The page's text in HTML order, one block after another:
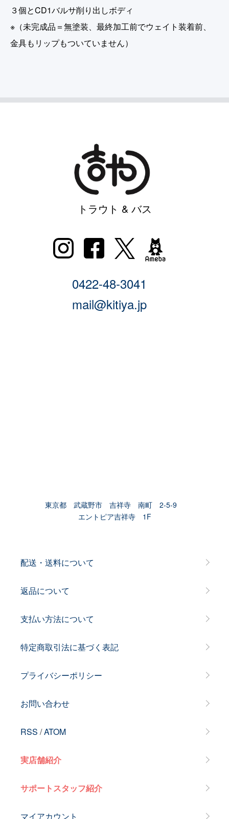
３個とCD1バルサ削り出しボディ
※（未完成品＝無塗装、最終加工前でウェイト装着前、
金具もリップもついていません）
トラウト & バス
0422-48-3041
mail@kitiya.jp
東京都 武蔵野市 吉祥寺 南町 2-5-9
エントピア吉祥寺 1F
配送・送料について
返品について
支払い方法について
特定商取引法に基づく表記
プライバシーポリシー
お問い合わせ
RSS /ATOM
実店舗紹介
サポートスタッフ紹介
マイアカウント